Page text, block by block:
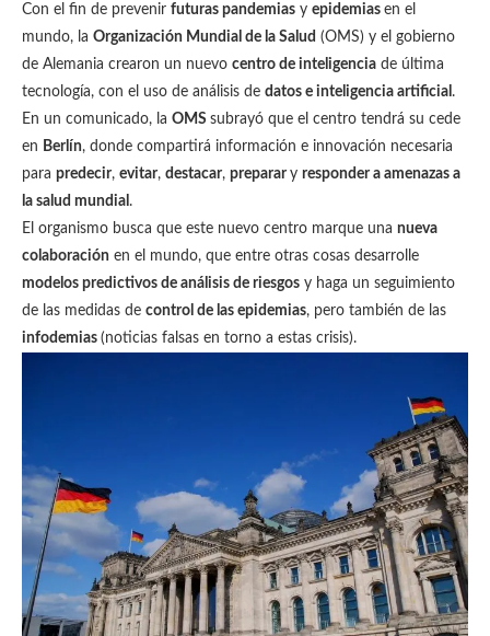
Con el fin de prevenir futuras pandemias y epidemias en el
mundo, la Organización Mundial de la Salud (OMS) y el gobierno
de Alemania crearon un nuevo centro de inteligencia de última
tecnología, con el uso de análisis de datos e inteligencia artificial .
En un comunicado, la OMS subrayó que el centro tendrá su cede
en Berlín, donde compartirá información e innovación necesaria
para predecir, evitar, destacar, preparary responder a amenazas a
la salud mundial .
El organismo busca que este nuevo centro marque una nueva
colaboración en el mundo, que entre otras cosas desarrolle
modelos predictivos de análisis de riesgos y haga un seguimiento
de las medidas de control de las epidemias, pero también de las
infodemias (noticias falsas en torno a estas crisis).